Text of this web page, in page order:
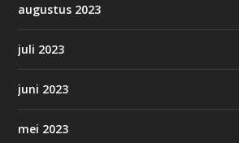
augustus 2023
juli 2023
juni 2023
mei 2023